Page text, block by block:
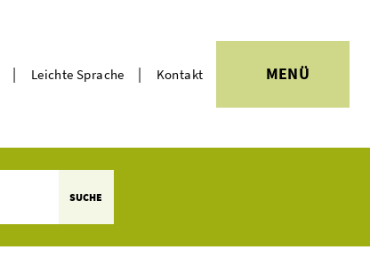
| Leichte Sprache | Kontakt MENÜ
SUCHE